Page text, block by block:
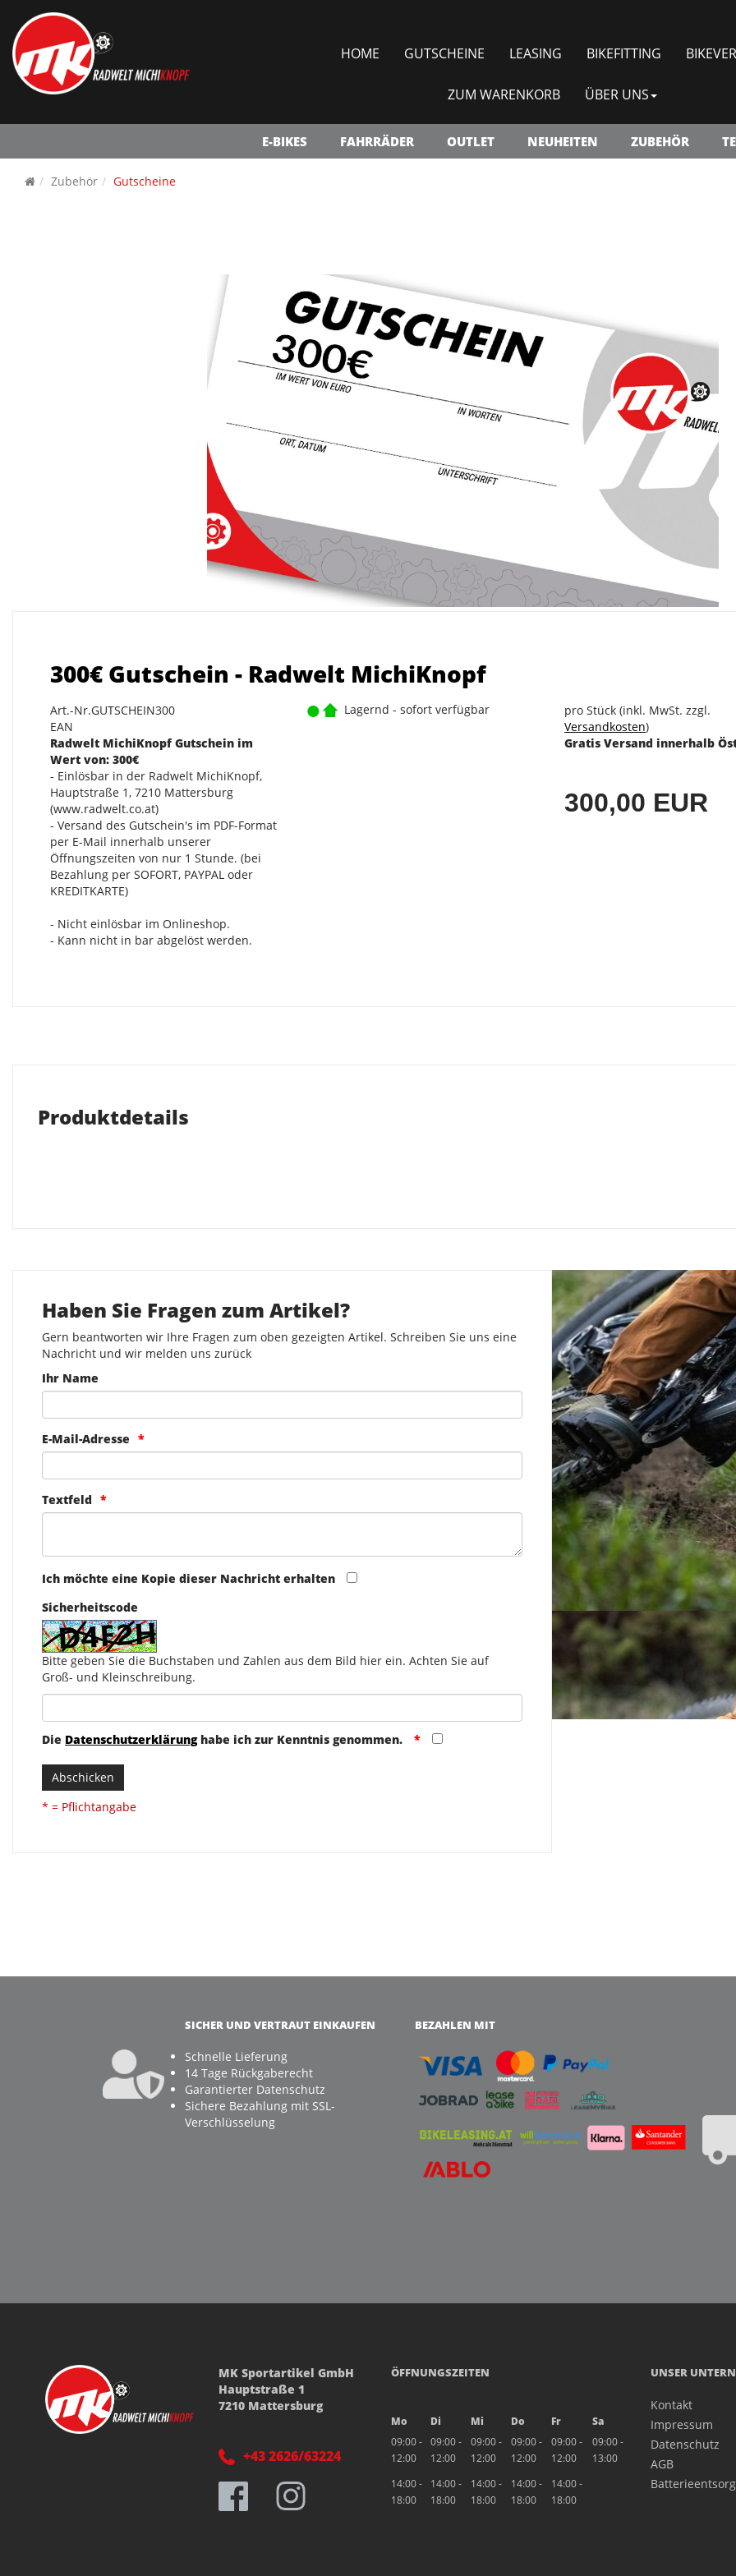
HOME GUTSCHEINE LEASING BIKEFITTING
ZUM WARENKORB ÜBER UNS
E-BIKES FAHRRÄDER OUTLET NEUHEITEN ZUBEHÖR
Zubehör Gutscheine
300€ Gutschein - Radwelt MichiKnopf
Art.-Nr.GUTSCHEIN300
EAN
Radwelt MichiKnopf Gutschein im
Wert von: 300€
- Einlösbar in der Radwelt MichiKnopf,
Hauptstraße 1, 7210 Mattersburg
(www.radwelt.co.at)
- Versand des Gutschein's im PDF-Format
per E-Mail innerhalb unserer
Öffnungszeiten von nur 1 Stunde. (bei
Bezahlung per SOFORT, PAYPAL oder
KREDITKARTE)
- Nicht einlösbar im Onlineshop.
- Kann nicht in bar abgelöst werden.
Lagernd - sofort verfügbar
pro Stück (inkl. MwSt. zzgl.
Versandkosten)
Gratis Versand innerhalb
300,00 EUR
Produktdetails
Haben Sie Fragen zum Artikel?
Gern beantworten wir Ihre Fragen zum oben gezeigten Artikel. Schreiben Sie uns eine
Nachricht und wir melden uns zurück
Ihr Name
E-Mail-Adresse
Textfeld
Ich möchte eine Kopie dieser Nachricht erhalten
Sicherheitscode
Bitte geben Sie die Buchstaben und Zahlen aus dem Bild hier ein. Achten Sie auf
Groß- und Kleinschreibung.
Die Datenschutzerklärunghabe ich zur Kenntnis genommen.
Abschicken
* = Pflichtangabe
SICHER UND VERTRAUT EINKAUFEN
Schnelle Lieferung
14 Tage Rückgaberecht
Garantierter Datenschutz
Sichere Bezahlung mit SSL-
Verschlüsselung
BEZAHLEN MIT
MK Sportartikel GmbH
Hauptstraße 1
7210 Mattersburg
+43 2626/63224
ÖFFNUNGSZEITEN
Mo Di Mi Do Fr
Sa
09:00 -
12:00
09:00 -
12:00
09:00 -
12:00
09:00 -
12:00
09:00 -
12:00
09:00 -
13:00
14:00 -
18:00
14:00 -
18:00
14:00 -
18:00
14:00 -
18:00
14:00 -
18:00
UNSER
Kontakt
Impressum
Datenschutz
AGB